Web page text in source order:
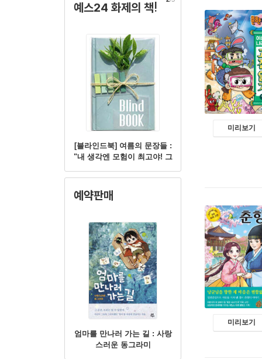
예스24 화제의 책!
[블라인드북] 여름의 문장들 :
러니까 이번 여름방학엔 모험
예약판매
엄마를 만나러 가는 길 : 사랑
미리보기
미리보기